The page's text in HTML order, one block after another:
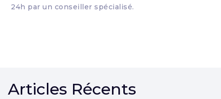
24h par un conseiller spécialisé.
Articles Récents